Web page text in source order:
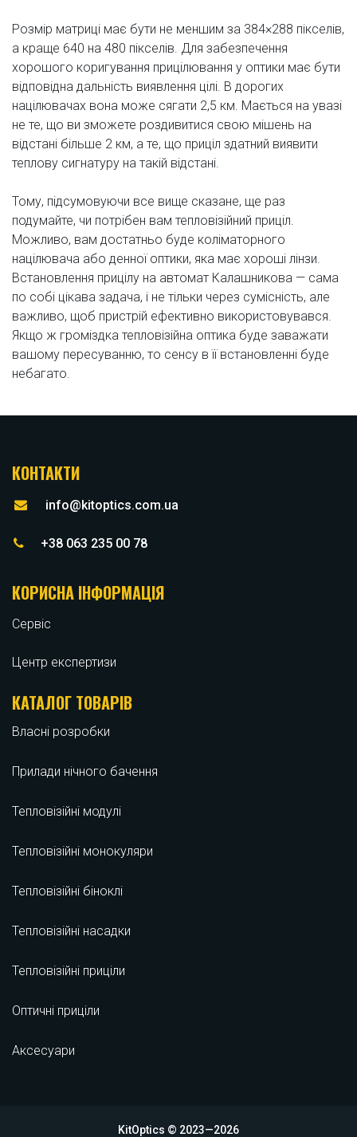
Розмір матриці має бути не меншим за 384×288 пікселів,
а краще 640 на 480 пікселів. Для забезпечення
хорошого коригування прицілювання у оптики має бути
відповідна дальність виявлення цілі. В дорогих
націлювачах вона може сягати 2,5 км. Мається на увазі
не те, що ви зможете роздивитися свою мішень на
відстані більше 2 км, а те, що приціл здатний виявити
теплову сигнатуру на такій відстані.
Тому, підсумовуючи все вище сказане, ще раз
подумайте, чи потрібен вам тепловізійний приціл.
Можливо, вам достатньо буде коліматорного
націлювача або денної оптики, яка має хороші лінзи.
Встановлення прицілу на автомат Калашникова — сама
по собі цікава задача, і не тільки через сумісність, але
важливо, щоб пристрій ефективно використовувався.
Якщо ж громіздка тепловізійна оптика буде заважати
вашому пересуванню, то сенсу в її встановленні буде
небагато.
КОНТАКТИ
info@kitoptics.com.ua
+38 063 235 00 78
КОРИСНА ІНФОРМАЦІЯ
Сервіс
Центр експертизи
КАТАЛОГ ТОВАРІВ
Власні розробки
Прилади нічного бачення
Тепловізійні модулі
Тепловізійні монокуляри
Тепловізійні біноклі
Тепловізійні насадки
Тепловізійні приціли
Оптичні приціли
Аксесуари
KitOptics © 2023—2026